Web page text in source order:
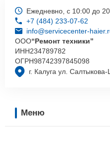
г. Калуга ул.
Ежедневно, с 10:00 до
+7 (484) 233-07-62
info@servicecenter-
ООО“Ремонт техники”
ИНН234789782
ОГРН98742397845098
Меню